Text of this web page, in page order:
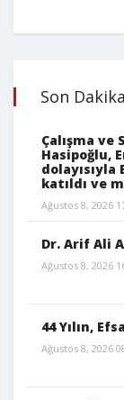
Son Dakika
Çalışma ve
Hasipoğlu,
katıldı ve
Ağustos 8, 2026
Dr. Arif Ali
Ağustos 8, 2026
44 Yılın,
Ağustos 8, 2026